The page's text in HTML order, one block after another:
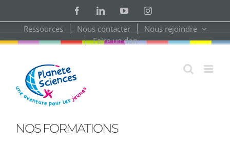
content
FacebookLinkedInYouTubeInstagram
Ressources Nous contacter
Nous rejoindre
Faire un don
NOS FORMATIONS